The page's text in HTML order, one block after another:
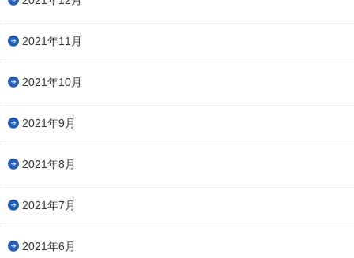
2021年11月
2021年10月
2021年9月
2021年8月
2021年7月
2021年6月